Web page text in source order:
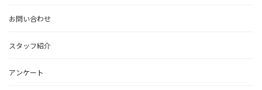
お問い合わせ
スタッフ紹介
アンケート